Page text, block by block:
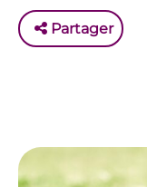
Partager